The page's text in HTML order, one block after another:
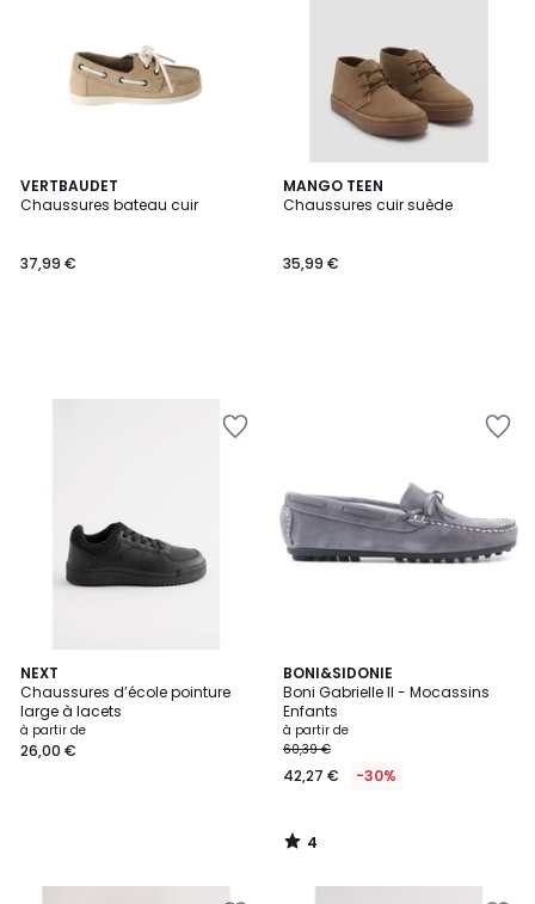
VERTBAUDET
Chaussures bateau cuir
37,99 €
MANGO TEEN
Chaussures cuir suède
35,99 €
NEXT
Chaussures d’école pointure
large à lacets
à partir de
26,00 €
BONI&SIDONIE
Boni Gabrielle II - Mocassins
Enfants
à partir de
60,39 €
42,27 € -30%
4
/
5
4
/